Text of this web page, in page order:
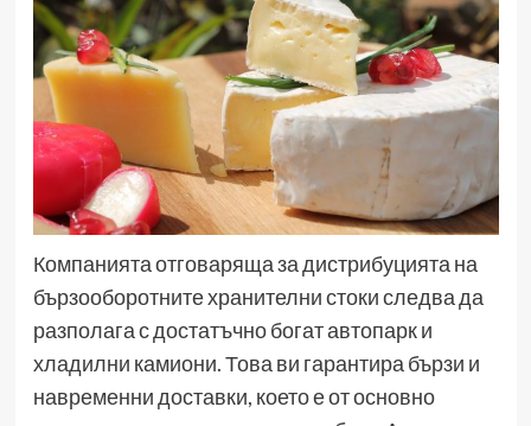
Компанията отговаряща за дистрибуцията на
бързооборотните хранителни стоки следва да
разполага с достатъчно богат автопарк и
хладилни камиони. Това ви гарантира бързи и
навременни доставки, което е от основно